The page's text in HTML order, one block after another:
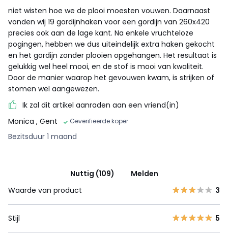
niet wisten hoe we de plooi moesten vouwen. Daarnaast
vonden wij 19 gordijnhaken voor een gordijn van 260x420
precies ook aan de lage kant. Na enkele vruchteloze
pogingen, hebben we dus uiteindelijk extra haken gekocht
en het gordijn zonder plooien opgehangen. Het resultaat is
gelukkig wel heel mooi, en de stof is mooi van kwaliteit.
Door de manier waarop het gevouwen kwam, is strijken of
stomen wel aangewezen.
Ik zal dit artikel aanraden aan een vriend(in)
Monica , Gent Geverifieerde koper
Bezitsduur 1 maand
Nuttig (109)
Melden
Waarde van product
3
Stijl 5